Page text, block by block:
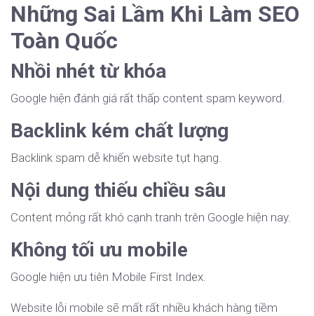
Những Sai Lầm Khi Làm SEO
Toàn Quốc
Nhồi nhét từ khóa
Google hiện đánh giá rất thấp content spam keyword.
Backlink kém chất lượng
Backlink spam dễ khiến website tụt hạng.
Nội dung thiếu chiều sâu
Content mỏng rất khó cạnh tranh trên Google hiện nay.
Không tối ưu mobile
Google hiện ưu tiên Mobile First Index.
Website lỗi mobile sẽ mất rất nhiều khách hàng tiềm